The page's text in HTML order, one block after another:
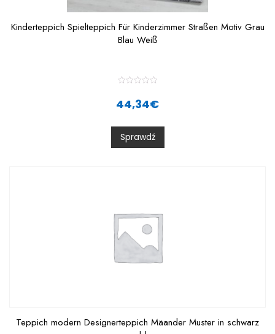
Kinderteppich Spielteppich Für Kinderzimmer Straßen Motiv Grau
Blau Weiß
t
0
o
u
t
44,34€
Sprawdź
Teppich modern Designerteppich Mäander Muster in schwarz